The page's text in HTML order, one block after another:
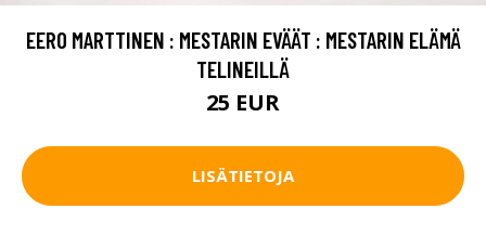
EERO MARTTINEN : MESTARIN EVÄÄT : MESTARIN ELÄMÄ
TELINEILLÄ
25 EUR
LISÄTIETOJA